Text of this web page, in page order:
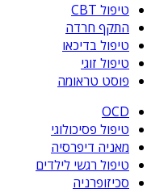
טיפול CBT
התקף חרדה
טיפול בדיכאו
טיפול זוגי
פוסט טראומה
OCD
טיפול פסיכולוגי
מאניה דיפרסיה
טיפול רגשי לילדים
סכיזופרניה